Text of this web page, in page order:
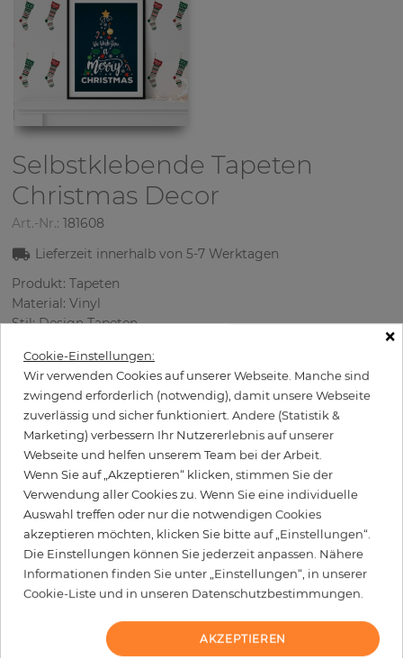
Selbstklebende Tapeten
Christmas Decor
Art.-Nr.: 181608
Lieferzeit innerhalb von5-7 Werktagen
Produkt: Tapeten
Material: Vinyl
Stil: Design Tapeten
Rapport vertikal: 26.5 cm
Farbe: Himmelblau
Musterfarbe: Mehrfarbige
49,90 € per Rolle
Inkl. 19% MwSt. zzgl. Versand
Grundpreis pro m² - 17,51 €
− +
×
Cookie-Einstellungen:
Wir verwenden Cookies auf unserer Webseite. Manche sind
zwingend erforderlich (notwendig), damit unsere Webseite
zuverlässig und sicher funktioniert. Andere (Statistik &
Marketing) verbessern Ihr Nutzererlebnis auf unserer
Webseite und helfen unserem Team bei der Arbeit.
Wenn Sie auf „Akzeptieren“ klicken, stimmen Sie der
Verwendung aller Cookies zu. Wenn Sie eine individuelle
Auswahl treffen oder nur die notwendigen Cookies
akzeptieren möchten, klicken Sie bitte auf „Einstellungen“.
Die Einstellungen können Sie jederzeit anpassen. Nähere
Informationen finden Sie unter „Einstellungen“, in unserer
Cookie-Liste und in unseren Datenschutzbestimmungen.
AKZEPTIEREN